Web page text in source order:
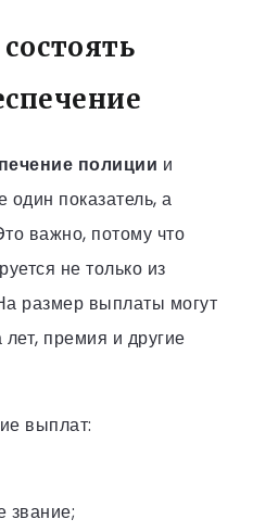
полиции и
один показатель, а
важно, потому что
не только из
размер выплаты могут
премия и другие
выплат:
звание;